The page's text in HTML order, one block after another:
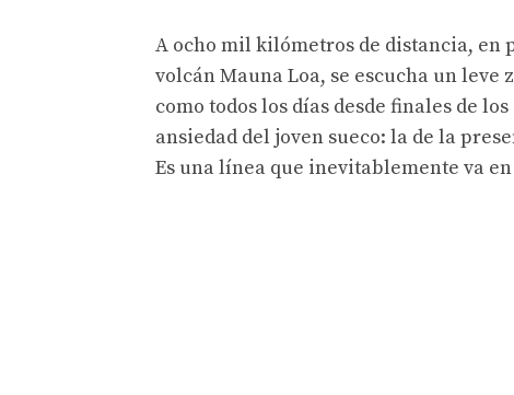
A ocho mil kilómetros de distancia, en
volcán Mauna Loa, se escucha un
como todos los días desde finales de
ansiedad del joven sueco: la de la
Es una línea que inevitablemente va